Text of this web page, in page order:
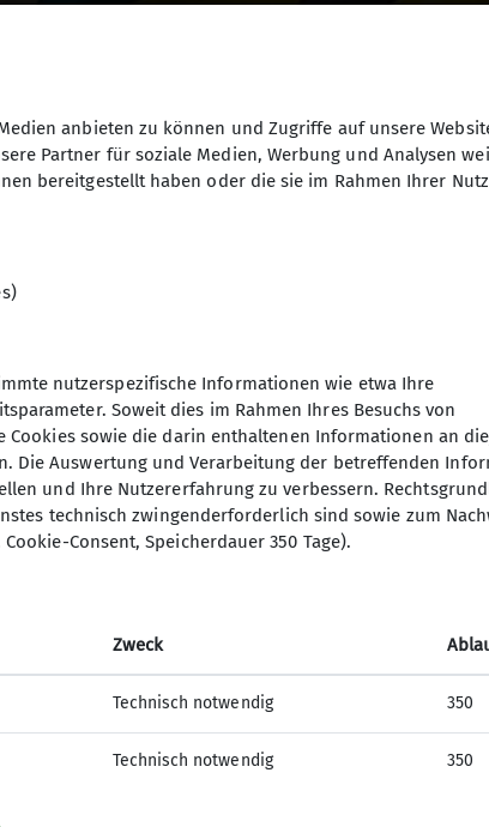
endlose Boulderideen.
Im Gegensatz zu klassischen,
eignet sie sich besonders gut für
anbieten zu können und Zugriffe auf unsere
Partner für soziale Medien, Werbung und Analysen
bereitgestellt haben oder die sie im Rahmen Ihrer
nutzerspezifische Informationen wie etwa Ihre
Soweit dies im Rahmen Ihres Besuchs von
sowie die darin enthaltenen Informationen an
Die Auswertung und Verarbeitung der betreffenden
und Ihre Nutzererfahrung zu verbessern.
technisch zwingenderforderlich sind sowie zum
Consent, Speicherdauer 350 Tage).
Zweck
Technisch notwendig 350
Technisch notwendig 350